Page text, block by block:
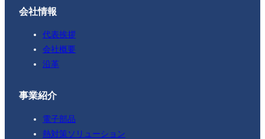
会社情報
代表挨拶
会社概要
沿革
事業紹介
電子部品
熱対策ソリューション